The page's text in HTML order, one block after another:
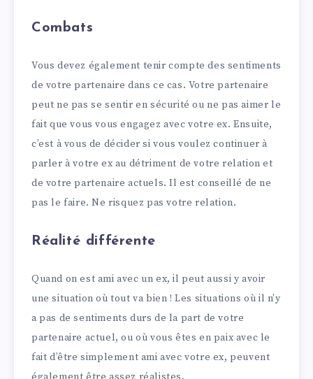
Combats
Vous devez également tenir compte des sentiments
de votre partenaire dans ce cas. Votre partenaire
peut ne pas se sentir en sécurité ou ne pas aimer le
fait que vous vous engagez avec votre ex. Ensuite,
c’est à vous de décider si vous voulez continuer à
parler à votre ex au détriment de votre relation et
de votre partenaire actuels. Il est conseillé de ne
pas le faire. Ne risquez pas votre relation.
Réalité différente
Quand on est ami avec un ex, il peut aussi y avoir
une situation où tout va bien ! Les situations où il n’y
a pas de sentiments durs de la part de votre
partenaire actuel, ou où vous êtes en paix avec le
fait d’être simplement ami avec votre ex, peuvent